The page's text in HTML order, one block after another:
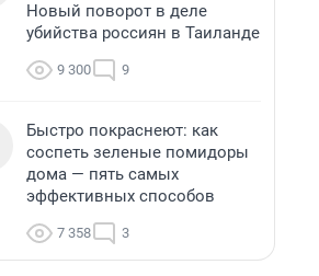
Новый поворот в деле
убийства россиян в Таиланде
9 300 9
Быстро покраснеют: как
соспеть зеленые помидоры
дома — пять самых
эффективных способов
7 358 3